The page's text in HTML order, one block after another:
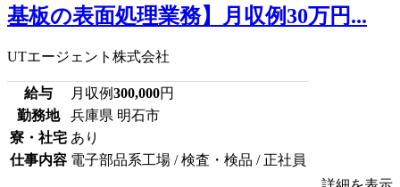
基板の表面処理業務】月収例30万円...
UTエージェント株式会社
給与 月収例300,000円
勤務地
兵庫県 明石市
寮・社宅 あり
仕事内容 電子部品系工場 / 検査・検品 / 正社員